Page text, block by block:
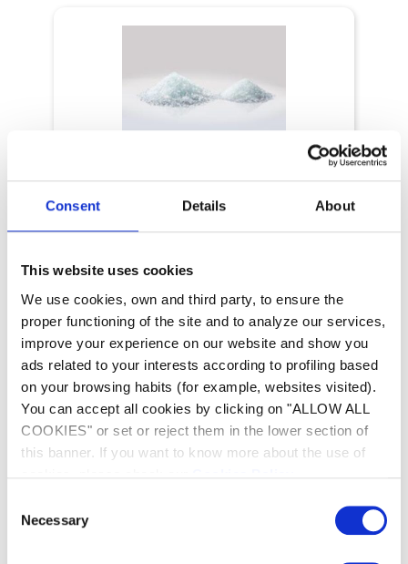
Consent Details About
This website uses cookies
We use cookies, own and third party, to ensure the
proper functioning of the site and to analyze our services,
improve your experience on our website and show you
ads related to your interests according to profiling based
on your browsing habits (for example, websites visited).
You can accept all cookies by clicking on "ALLOW ALL
COOKIES" or set or reject them in the lower section of
this banner. If you want to know more about the use of
Selection
Necessary
Crystal Clear
Milieuvriendelijk
Alle typen zwembaden
Fijne filtratie
MagnaPool Ecosystem
Milieuvriendelijk